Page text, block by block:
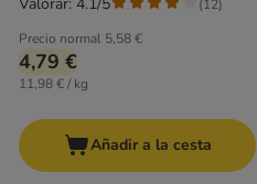
Precio normal 5,58 €
4,79 €
11,98 € / kg
(12)
Añadir a la cesta